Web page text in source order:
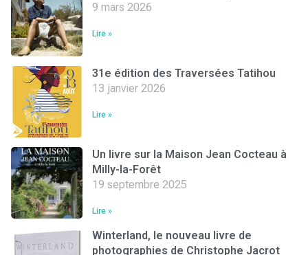
9 mars 2026
Lire »
31e édition des Traversées Tatihou
13 janvier 2026
Lire »
Un livre sur la Maison Jean Cocteau à
Milly-la-Forêt
19 septembre 2025
Lire »
Winterland, le nouveau livre de
photographies de Christophe Jacrot